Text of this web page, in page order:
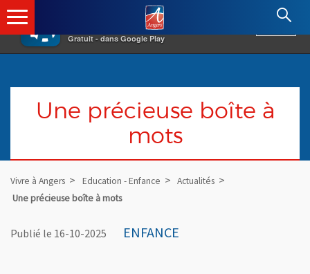
×
Gratuit - dans Google Play
Angers.fr : Retour à l'accueil
Une précieuse boîte à
mots
Vivre à Angers Education - Enfance
Actualités
Une précieuse boîte à mots
Publié le 16-10-2025 ENFANCE